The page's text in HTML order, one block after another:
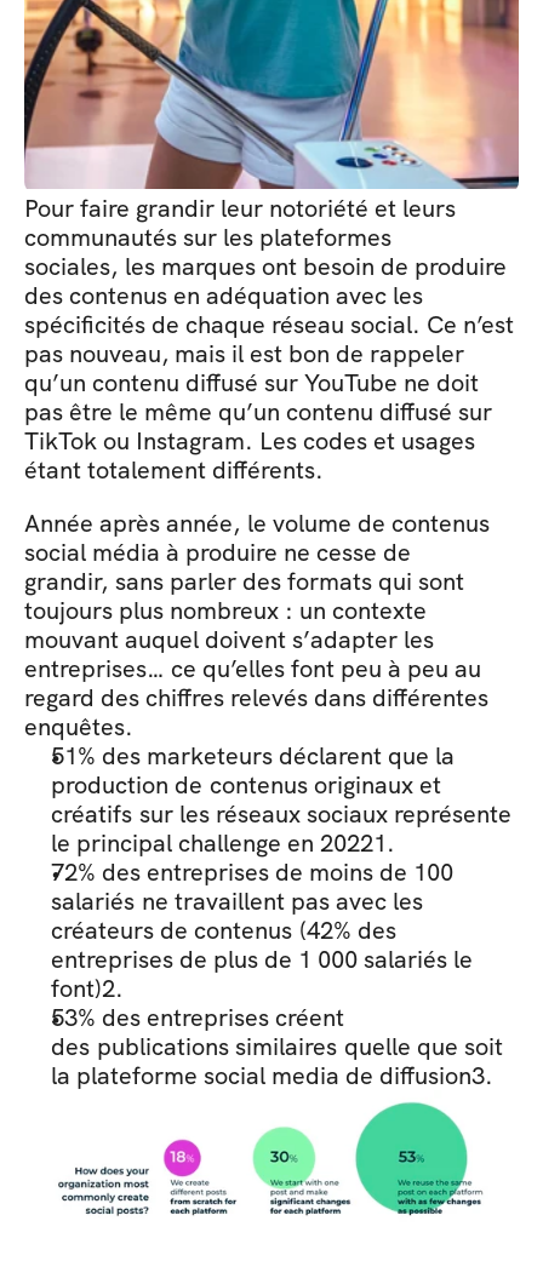
Pour faire grandir leur notoriété et leurs
communautés sur les plateformes
sociales, les marques ont besoin de produire
des contenus en adéquation avec les
spécificités de chaque réseau social. Ce n’est
pas nouveau, mais il est bon de rappeler
qu’un contenu diffusé sur YouTube ne doit
pas être le même qu’un contenu diffusé sur
TikTok ou Instagram. Les codes et usages
étant totalement différents.
Année après année, le volume de contenus
social média à produire ne cesse de
grandir, sans parler des formats qui sont
toujours plus nombreux : un contexte
mouvant auquel doivent s’adapter les
entreprises… ce qu’elles font peu à peu au
regard des chiffres relevés dans différentes
enquêtes.
51% des marketeurs déclarent que la
production de contenus originaux et
créatifs sur les réseaux sociaux représente
le principal challenge en 20221.
72% des entreprises de moins de 100
salariés ne travaillent pas avec les
créateurs de contenus (42% des
entreprises de plus de 1 000 salariés le
font)2.
53% des entreprises créent
des publications similaires quelle que soit
la plateforme social media de diffusion3.